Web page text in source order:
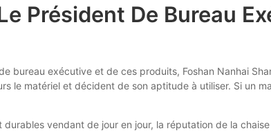
Président De Bureau
bureau exécutive et de ces produits, Foshan Nanhai
le matériel et décident de son aptitude à utiliser. Si un
vendant de jour en jour, la réputation de la